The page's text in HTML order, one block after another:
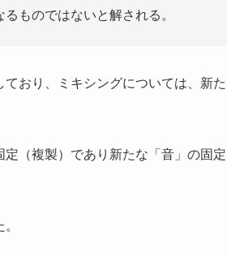
ものではないと解される。
おり、ミキシングについては、新た
（複製）であり新たな「音」の固定